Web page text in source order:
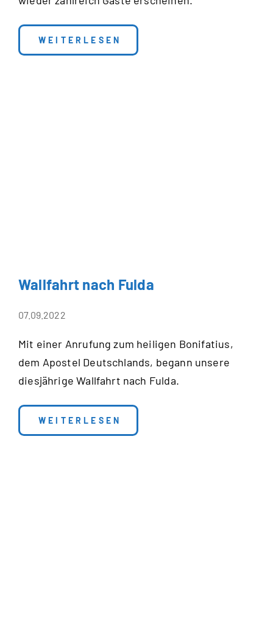
WEITERLESEN
: THERESIENFEST 2022
Wallfahrt nach Fulda
07.09.2022
Mit einer Anrufung zum heiligen Bonifatius,
dem Apostel Deutschlands, begann unsere
diesjährige Wallfahrt nach Fulda.
WEITERLESEN
: WALLFAHRT NACH FULDA